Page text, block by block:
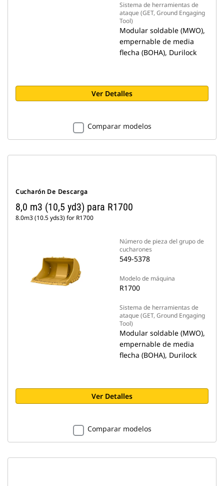
Sistema de herramientas de
ataque (GET, Ground Engaging
Tool)
Modular soldable (MWO),
empernable de media
flecha (BOHA), Durilock
Ver Detalles
Comparar modelos
Cucharón De Descarga
8,0 m3 (10,5 yd3) para R1700
8.0m3 (10.5 yds3) for R1700
Número de pieza del grupo de
cucharones
549-5378
Modelo de máquina
R1700
Sistema de herramientas de
ataque (GET, Ground Engaging
Tool)
Modular soldable (MWO),
empernable de media
flecha (BOHA), Durilock
Ver Detalles
Comparar modelos